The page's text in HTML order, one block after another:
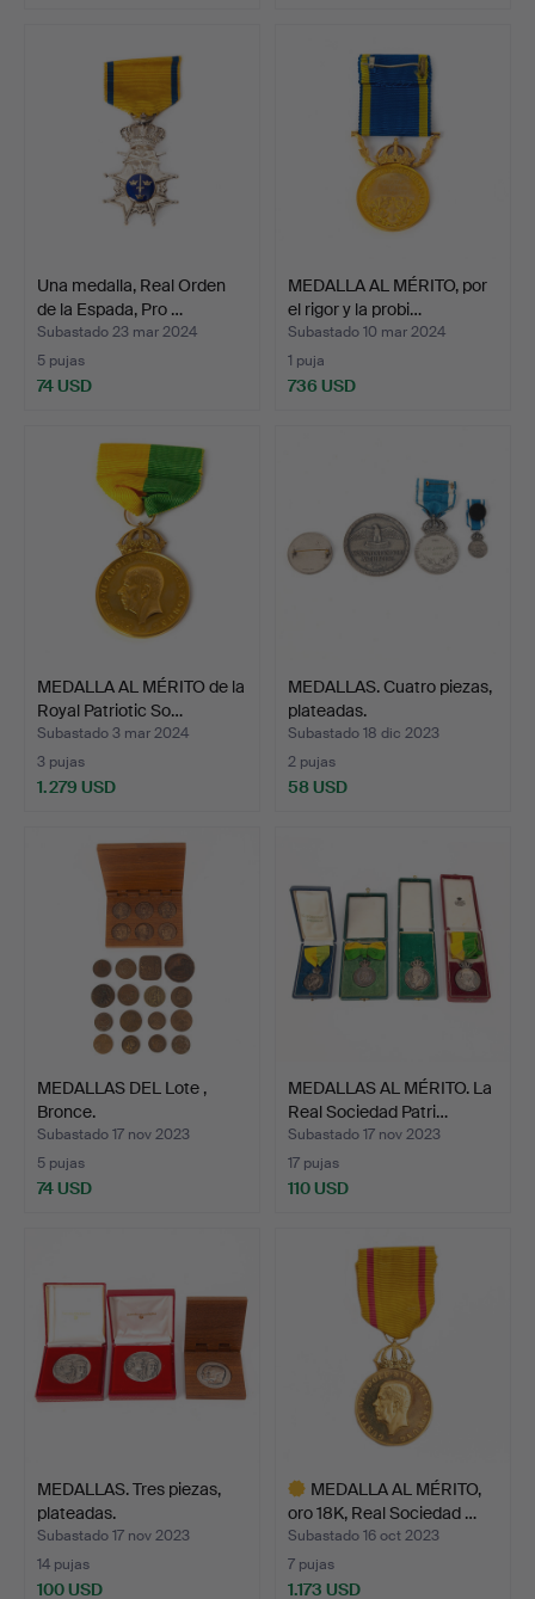
Una medalla, Real Orden
de la Espada, Pro …
Subastado 23 mar 2024
5 pujas
74 USD
MEDALLA AL MÉRITO, por
el rigor y la probi…
Subastado 10 mar 2024
1 puja
736 USD
MEDALLA AL MÉRITO de la
Royal Patriotic So…
Subastado 3 mar 2024
3 pujas
1.279 USD
MEDALLAS. Cuatro piezas,
plateadas.
Subastado 18 dic 2023
2 pujas
58 USD
MEDALLAS DEL Lote ,
Bronce.
Subastado 17 nov 2023
5 pujas
74 USD
MEDALLAS AL MÉRITO. La
Real Sociedad Patri…
Subastado 17 nov 2023
17 pujas
110 USD
MEDALLAS. Tres piezas,
plateadas.
Subastado 17 nov 2023
14 pujas
100 USD
MEDALLA AL MÉRITO,
oro 18K, Real Sociedad …
Subastado 16 oct 2023
7 pujas
1.173 USD